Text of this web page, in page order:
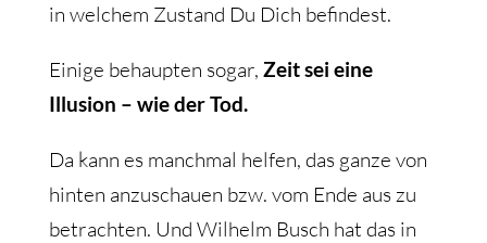
in welchem Zustand Du Dich befindest.
Einige behaupten sogar,Zeit sei eine
Illusion – wie der Tod.
Da kann es manchmal helfen, das ganze von
hinten anzuschauen bzw. vom Ende aus zu
betrachten. Und Wilhelm Busch hat das in